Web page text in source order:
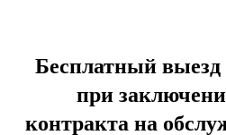
Бесплатный выезд
при
контракта на